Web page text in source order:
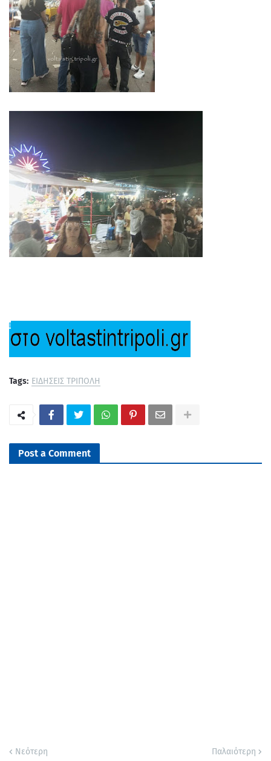
Tags: ΕΙΔΗΣΕΙΣ ΤΡΙΠΟΛΗ
Post a Comment
Νεότερη Παλαιότερη